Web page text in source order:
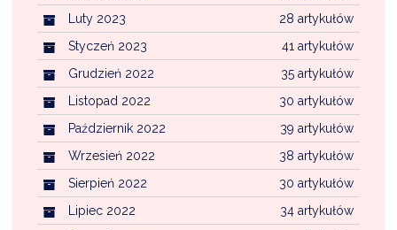
28 artykułów
Luty 2023
41 artykułów
Styczeń 2023
35 artykułów
Grudzień 2022
30 artykułów
Listopad 2022
39 artykułów
Październik 2022
38 artykułów
Wrzesień 2022
30 artykułów
Sierpień 2022
34 artykułów
Lipiec 2022